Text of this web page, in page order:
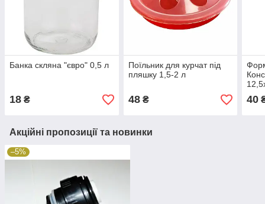
Банка скляна "євро" 0,5 л
18 ₴
Поїльник для курчат під
пляшку 1,5-2 л
48₴ 40
Акційні пропозиції та новинки
–5%